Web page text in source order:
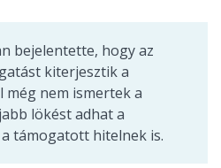
bejelentette, hogy az
kiterjesztik a
még nem ismertek a
lökést adhat a
támogatott hitelnek is.